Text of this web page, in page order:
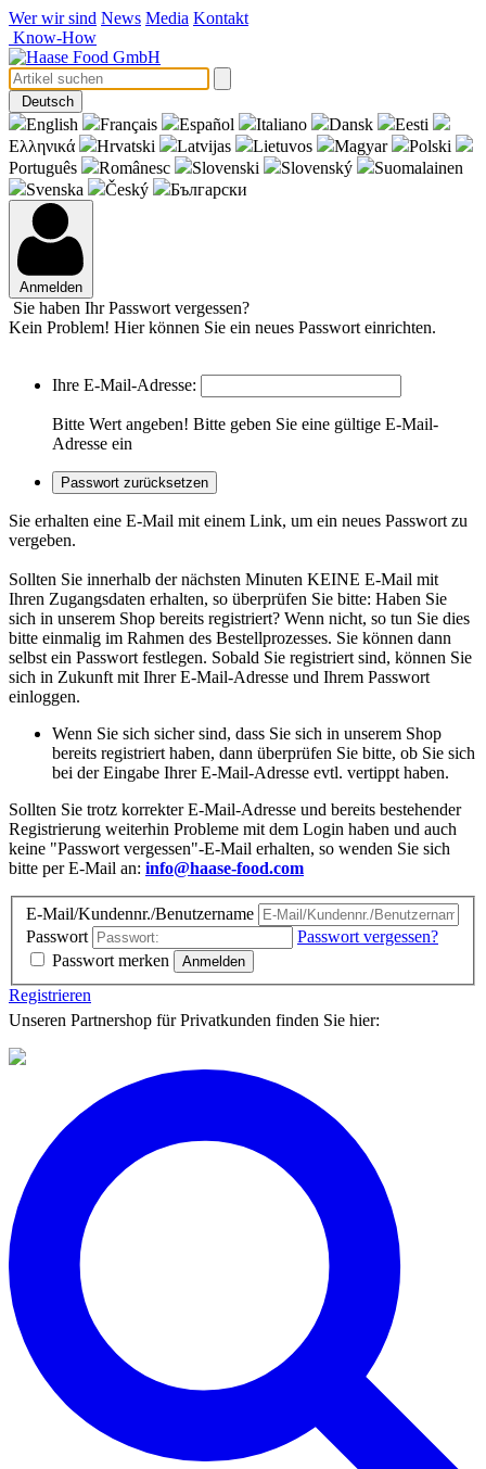
Wer wir sind News Media Kontakt
Know-How
Deutsch
English Français Español Italiano Dansk
Eesti
Eλληνικά
Hrvatski Latvijas Lietuvos Magyar
Polski
Português
Românesc Slovenski Slovenský
Suomalainen
Svenska
Český Български
Anmelden
Sie haben Ihr Passwort vergessen?
Kein Problem! Hier können Sie ein neues Passwort einrichten.
Ihre E-Mail-Adresse:
Bitte Wert angeben! Bitte geben Sie eine gültige E-Mail-
Adresse ein
Passwort zurücksetzen
Sie erhalten eine E-Mail mit einem Link, um ein neues Passwort zu
vergeben.
Sollten Sie innerhalb der nächsten Minuten KEINE E-Mail mit
Ihren Zugangsdaten erhalten, so überprüfen Sie bitte: Haben Sie
sich in unserem Shop bereits registriert? Wenn nicht, so tun Sie dies
bitte einmalig im Rahmen des Bestellprozesses. Sie können dann
selbst ein Passwort festlegen. Sobald Sie registriert sind, können Sie
sich in Zukunft mit Ihrer E-Mail-Adresse und Ihrem Passwort
einloggen.
Wenn Sie sich sicher sind, dass Sie sich in unserem Shop
bereits registriert haben, dann überprüfen Sie bitte, ob Sie sich
bei der Eingabe Ihrer E-Mail-Adresse evtl. vertippt haben.
Sollten Sie trotz korrekter E-Mail-Adresse und bereits bestehender
Registrierung weiterhin Probleme mit dem Login haben und auch
keine "Passwort vergessen"-E-Mail erhalten, so wenden Sie sich
bitte per E-Mail an: info@haase-food.com
E-Mail/Kundennr./Benutzername
Passwort
Passwort vergessen?
Passwort merken
Anmelden
Registrieren
Unseren Partnershop für Privatkunden finden Sie hier: